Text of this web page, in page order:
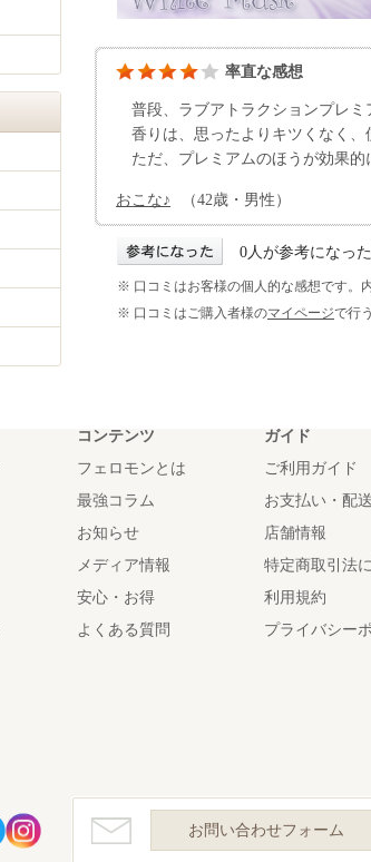
率直な感想
普段、ラブアトラクションプレミ
香りは、思ったよりキツくなく、
ただ、プレミアムのほうが効果的
おこな♪ （42歳・男性）
0人が参考になっ
※ 口コミはお客様の個人的な感想です。
※ 口コミはご購入者様のマイページで行
コンテンツ
フェロモンとは
最強コラム
お知らせ
メディア情報
安心・お得
よくある質問
ガイド
ご利用ガイド
お支払い・配送
店舗情報
特定商取引法
利用規約
プライバシー
お問い合わせフォーム